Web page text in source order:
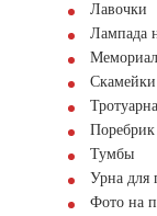
Лавочки
Лампада
Скамейки
Поребрик
Тумбы
Урна для
Фото на